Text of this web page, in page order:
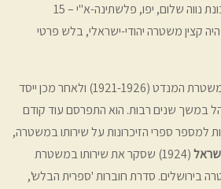
דוד תדהר (7 ביוני 1897 שכונת נווה שלום, יפו, פלשתינה-א"י – 15
אביב) היה קצין משטרה יהודי-ישראלי, בלש פרטי
תדהר שירת כשוטר עברי במשטרת המנדט (1921-1926) ולאחר מכן ייסד
במשך שנים רבות. הוא התפרסם עוד קודם
למספר ספרי הזיכרונות על שירותו במשטרה,
(1924) שסקר את שירותו במשטרת
בירושלים. סדרת חוברות 'ספרית הבלש',